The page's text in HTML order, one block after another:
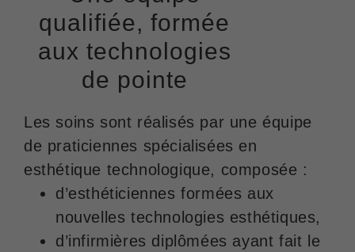
qualifiée, formée
aux technologies
de pointe
Les soins sont réalisés par une équipe
de praticiennes spécialisées en
esthétique technologique, composée :
d’esthéticiennes formées aux
nouvelles technologies esthétiques,
d’infirmières diplômées ayant fait le